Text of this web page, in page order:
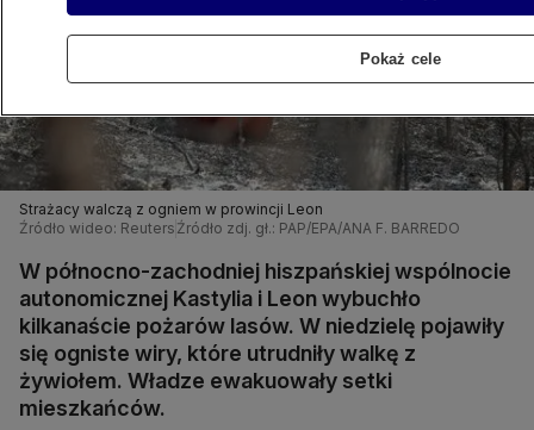
Strażacy walczą z ogniem w prowincji Leon
Źródło wideo: Reuters Źródło zdj. gł.: PAP/EPA/ANA F. BARREDO
W północno-zachodniej hiszpańskiej wspólnocie
autonomicznej Kastylia i Leon wybuchło
kilkanaście pożarów lasów. W niedzielę pojawiły
się ogniste wiry, które utrudniły walkę z
żywiołem. Władze ewakuowały setki
mieszkańców.
Pokaż cele